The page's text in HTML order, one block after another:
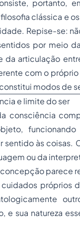
portanto,
clássica e
Repise-se:
por meio
da articulação
com o
modos de
e limite do ser
consciência
às coisas.
ou da
concepção parece
próprios
e sua natureza